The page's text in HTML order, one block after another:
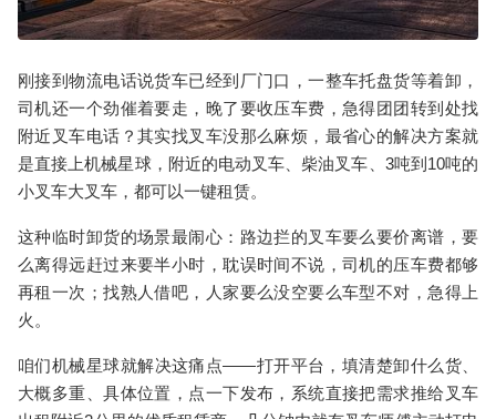
刚接到物流电话说货车已经到厂门口，一整车托盘货等着卸，
司机还一个劲催着要走，晚了要收压车费，急得团团转到处找
附近叉车电话？其实找叉车没那么麻烦，最省心的解决方案就
是直接上机械星球，附近的电动叉车、柴油叉车、3吨到10吨的
小叉车大叉车，都可以一键租赁。
这种临时卸货的场景最闹心：路边拦的叉车要么要价离谱，要
么离得远赶过来要半小时，耽误时间不说，司机的压车费都够
再租一次；找熟人借吧，人家要么没空要么车型不对，急得上
火。
咱们机械星球就解决这痛点——打开平台，填清楚卸什么货、
大概多重、具体位置，点一下发布，系统直接把需求推给叉车